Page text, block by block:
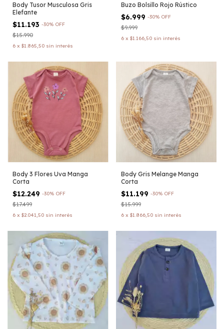
Body Tusor Musculosa Gris
Elefante
$11.193 -30% OFF
$15.990
6 x $1.865,50 sin interés
Buzo Bolsillo Rojo Rústico
$6.999 -30% OFF
$9.999
6 x $1.166,50 sin interés
Body 3 Flores Uva Manga
Corta
$12.249 -30% OFF
$17.499
6 x $2.041,50 sin interés
Body Gris Melange Manga
Corta
$11.199 -30% OFF
$15.999
6 x $1.866,50 sin interés